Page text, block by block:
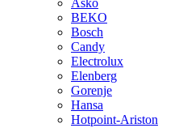
Asko
BEKO
Bosch
Candy
Electrolux
Elenberg
Gorenje
Hansa
Hotpoint-Ariston